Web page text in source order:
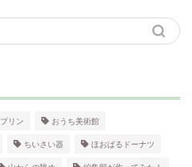
プリン おうち美術館
ちいさい器 ほおばるドーナツ